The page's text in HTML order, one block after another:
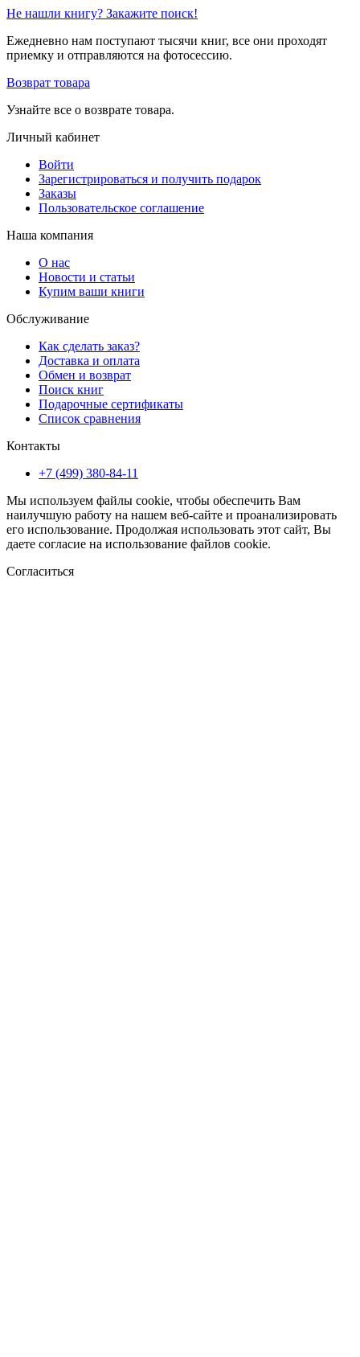
Не нашли книгу? Закажите поиск!
Ежедневно нам поступают тысячи книг, все они проходят
приемку и отправляются на фотосессию.
Возврат товара
Узнайте все о возврате товара.
Личный кабинет
Войти
Зарегистрироваться и получить подарок
Заказы
Пользовательское соглашение
Наша компания
О нас
Новости и статьи
Купим ваши книги
Обслуживание
Как сделать заказ?
Доставка и оплата
Обмен и возврат
Поиск книг
Подарочные сертификаты
Список сравнения
Контакты
+7 (499) 380-84-11
Мы используем файлы cookie, чтобы обеспечить Вам
наилучшую работу на нашем веб-сайте и проанализировать
его использование. Продолжая использовать этот сайт, Вы
даете согласие на использование файлов cookie.
Согласиться